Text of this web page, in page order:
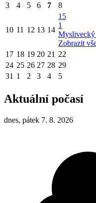
3
4 5 6 7 8
10 11 12 13 14
15
1
Zobrazit
17 18 19 20 21 22
24 25 26 27 28 29
31 1 2 3 4 5
Aktuální počasí
dnes, pátek 7. 8. 2026